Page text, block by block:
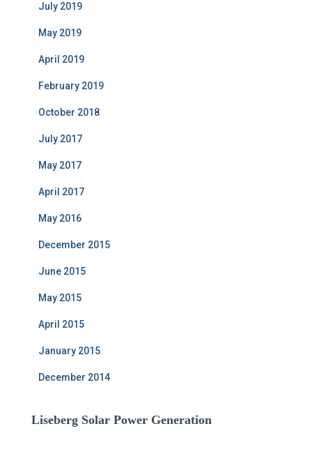
July 2019
May 2019
April 2019
February 2019
October 2018
July 2017
May 2017
April 2017
May 2016
December 2015
June 2015
May 2015
April 2015
January 2015
December 2014
Liseberg Solar Power Generation